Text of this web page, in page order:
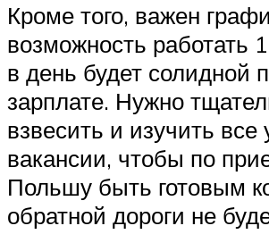
Кроме того, важен
возможность работать
в день будет солидной
зарплате. Нужно
взвесить и изучить все
вакансии, чтобы по
Польшу быть готовым
обратной дороги не